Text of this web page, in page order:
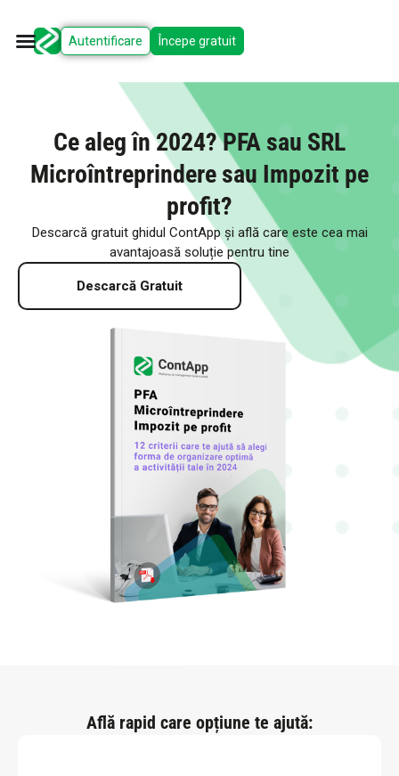
Autentificare Începe gratuit
Ce aleg în 2024? PFA sau SRL
Microîntreprindere sau Impozit pe
profit?
Descarcă gratuit ghidul ContApp și află care este cea mai
avantajoasă soluție pentru tine
Descarcă Gratuit
Află rapid care opțiune te ajută: